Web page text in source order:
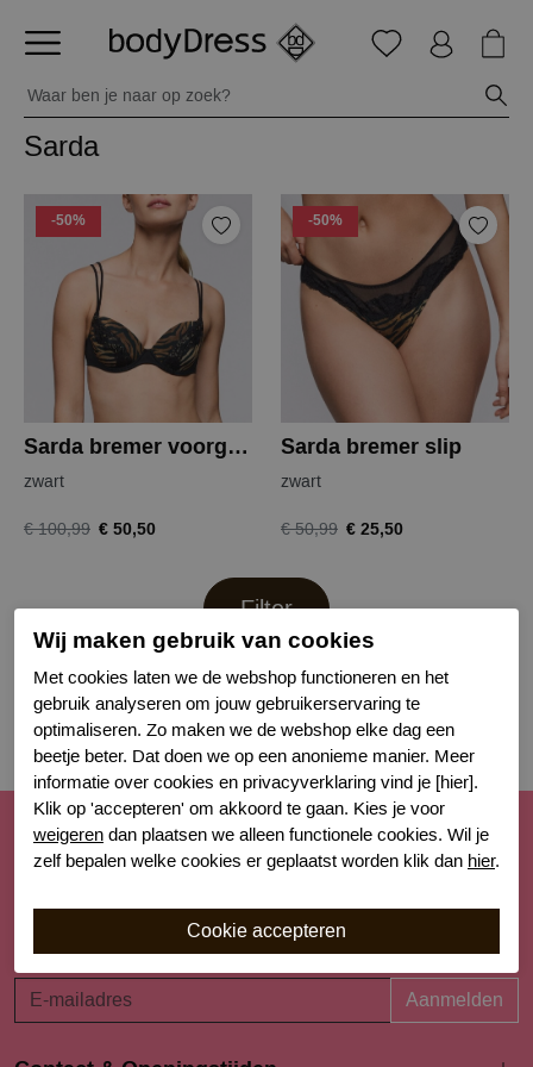
Sarda
-50%
Sarda bremer voorgevormde bh
zwart
€ 100,99 € 50,50
-50%
Sarda bremer slip
zwart
€ 50,99 € 25,50
Filter
Schrijf je nu in voor de nieuwsbrief
de nieuwe collecties, laatste trends én acties. Laat je
inspireren!
Aanmelden
Wij maken gebruik van cookies
Met cookies laten we de webshop functioneren en het
gebruik analyseren om jouw gebruikerservaring te
optimaliseren. Zo maken we de webshop elke dag een
beetje beter. Dat doen we op een anonieme manier. Meer
informatie over cookies en privacyverklaring vind je [hier].
Klik op 'accepteren' om akkoord te gaan. Kies je voor
weigeren dan plaatsen we alleen functionele cookies. Wil je
zelf bepalen welke cookies er geplaatst worden klik dan hier.